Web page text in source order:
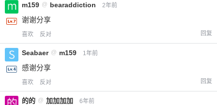
m159 @ bearaddiction 2年前
谢谢分享
喜欢 反对 回复
Seabaer @ m159 1年前
感谢分享
喜欢 反对 回复
的的 @ 加加加加 6年前